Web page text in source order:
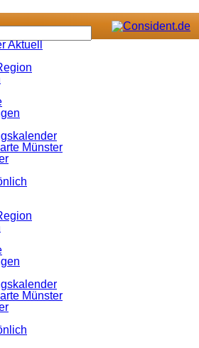
Münster
Münster